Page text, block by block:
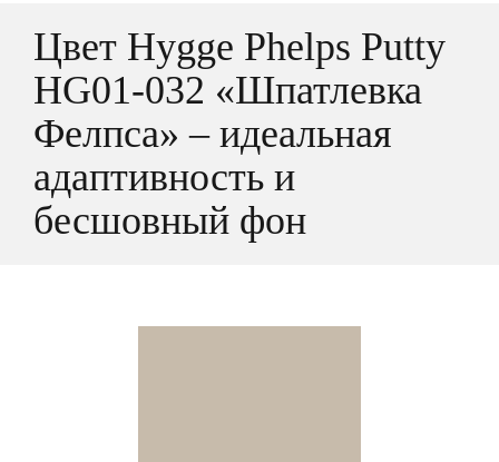
Цвет Hygge Phelps Putty
HG01-032 «Шпатлевка
Фелпса» – идеальная
адаптивность и
бесшовный фон